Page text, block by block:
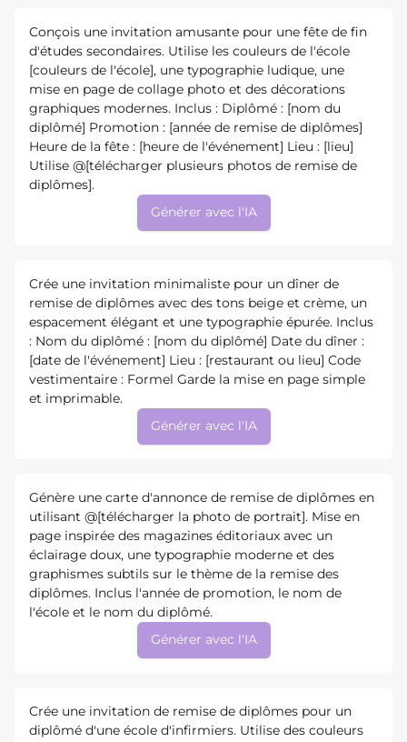
Conçois une invitation amusante pour une fête de fin
d'études secondaires. Utilise les couleurs de l'école
[couleurs de l'école], une typographie ludique, une
mise en page de collage photo et des décorations
graphiques modernes. Inclus : Diplômé : [nom du
diplômé] Promotion : [année de remise de diplômes]
Heure de la fête : [heure de l'événement] Lieu : [lieu]
Utilise @[télécharger plusieurs photos de remise de
diplômes].
Générer avec l'IA
Crée une invitation minimaliste pour un dîner de
remise de diplômes avec des tons beige et crème, un
espacement élégant et une typographie épurée. Inclus
: Nom du diplômé : [nom du diplômé] Date du dîner :
[date de l'événement] Lieu : [restaurant ou lieu] Code
vestimentaire : Formel Garde la mise en page simple
et imprimable.
Générer avec l'IA
Génère une carte d'annonce de remise de diplômes en
utilisant @[télécharger la photo de portrait]. Mise en
page inspirée des magazines éditoriaux avec un
éclairage doux, une typographie moderne et des
graphismes subtils sur le thème de la remise des
diplômes. Inclus l'année de promotion, le nom de
l'école et le nom du diplômé.
Générer avec l'IA
Crée une invitation de remise de diplômes pour un
diplômé d'une école d'infirmiers. Utilise des couleurs